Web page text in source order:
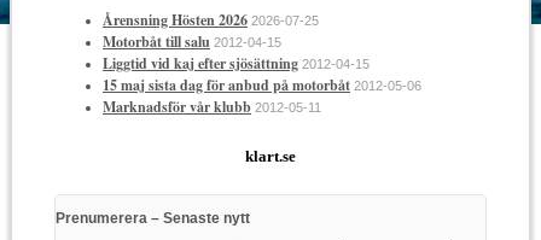
Årensning Hösten 2026 2026-07-25
Motorbåt till salu 2012-04-15
Liggtid vid kaj efter sjösättning 2012-04-15
15 maj sista dag för anbud på motorbåt 2012-05-06
Marknadsför vår klubb 2012-05-11
klart.se
Prenumerera – Senaste nytt